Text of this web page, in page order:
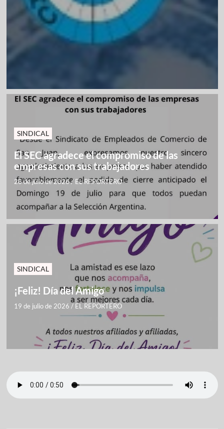
SINDICAL
El SEC agradece el compromiso de las
empresas con sus trabajadores
28 de julio de 2026/ EL REPORTERO
SINDICAL
¡Feliz! Día del Amigo
19 de julio de 2026 / EL REPORTERO